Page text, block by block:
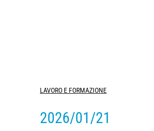
LAVORO E FORMAZIONE
2026/01/21